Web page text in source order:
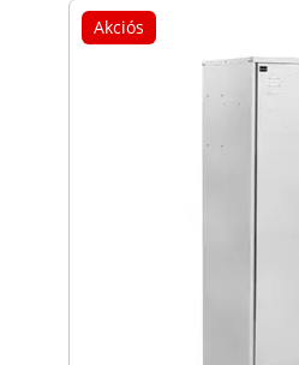
Akciós